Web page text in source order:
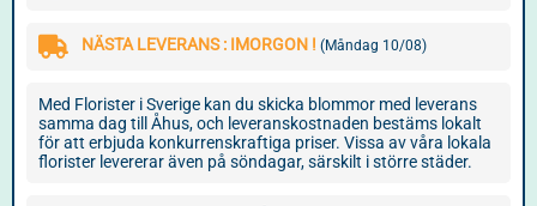
NÄSTA LEVERANS : IMORGON ! (Måndag 10/08)
Med Florister i Sverige kan du skicka blommor med leverans
samma dag till Åhus, och leveranskostnaden bestäms lokalt
för att erbjuda konkurrenskraftiga priser. Vissa av våra lokala
florister levererar även på söndagar, särskilt i större städer.